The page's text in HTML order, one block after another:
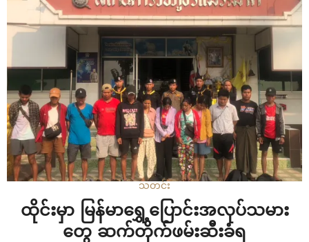
သတင်း
ထိုင်းမှာ မြန်မာရွှေ့ပြောင်းအလုပ်သမား
တွေ ဆက်တိုက်ဖမ်းဆီးခံရ